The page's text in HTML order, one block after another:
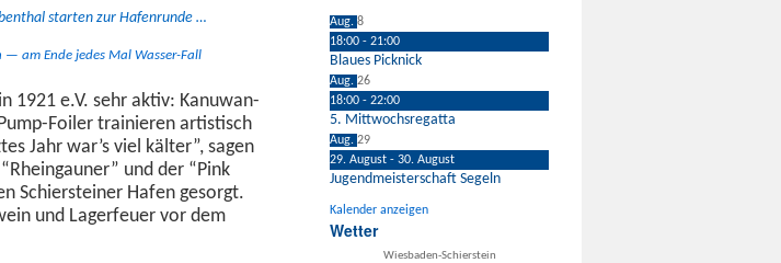
starten zur Hafenrunde …
am Ende jedes Mal Wasser-Fall
1921 e.V. sehr aktiv: Kanuwan­
Foil­er trainieren artis­tisch
Jahr war’s viel käl­ter”, sagen
und der “Pink
Schier­stein­er Hafen gesorgt.
und Lager­feuer vor dem
Aug. 8
18:00 - 21:00
Blaues Picknick
Aug. 26
18:00 - 22:00
5. Mittwochsregatta
Aug. 29
29. August - 30. August
Jugendmeisterschaft Segeln
Kalender anzeigen
Wetter
Wiesbaden-Schierstein